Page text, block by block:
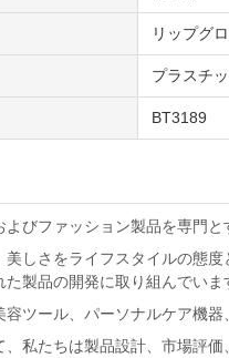
リップグ
プラスチ
BT3189
よびファッション製品を専門
美しさをライフスタイルの態
製品の開発に取り組んでいま
ツール、パーソナルケア機
、私たちは製品設計、市場評